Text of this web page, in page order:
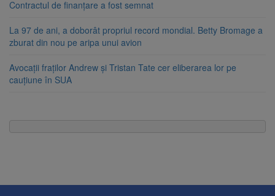
Contractul de finanțare a fost semnat
La 97 de ani, a doborât propriul record mondial. Betty Bromage a
zburat din nou pe aripa unui avion
Avocații fraților Andrew și Tristan Tate cer eliberarea lor pe
cauțiune în SUA